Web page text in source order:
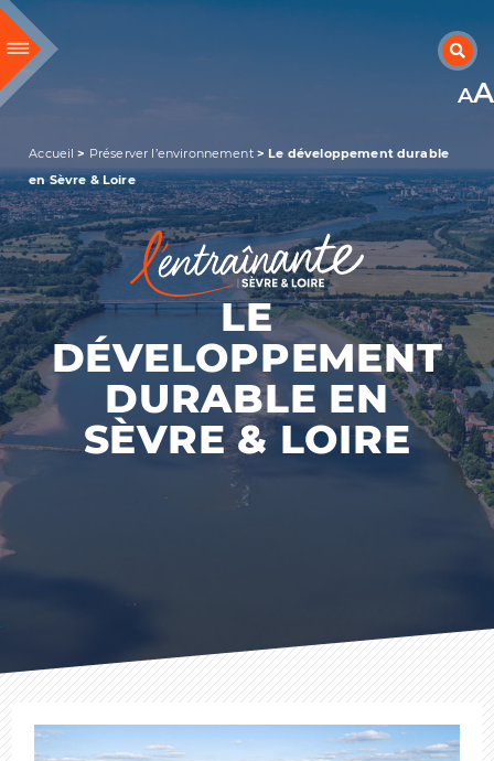
RECHERCHER UNE INFORMATION
A
DÉCOUVRIR NOTRE TERRITOIRE
HABITER & SE DÉPLACER
GRANDIR & VIVRE ENSEMBLE
SORTIR & BOUGER
PRÉSERVER L’ENVIRONNEMENT
ENTREPRENDRE & INVESTIR
Accueil > Préserver l’environnement> Le développement durable
en Sèvre & Loire
LE
DÉVELOPPEMENT
DURABLE EN
SÈVRE & LOIRE